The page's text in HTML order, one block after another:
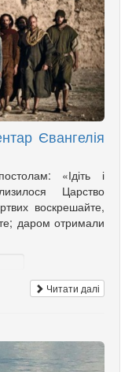
Євангелія
«Ідіть і
Царство
воскрешайте,
даром отримали
Читати далі